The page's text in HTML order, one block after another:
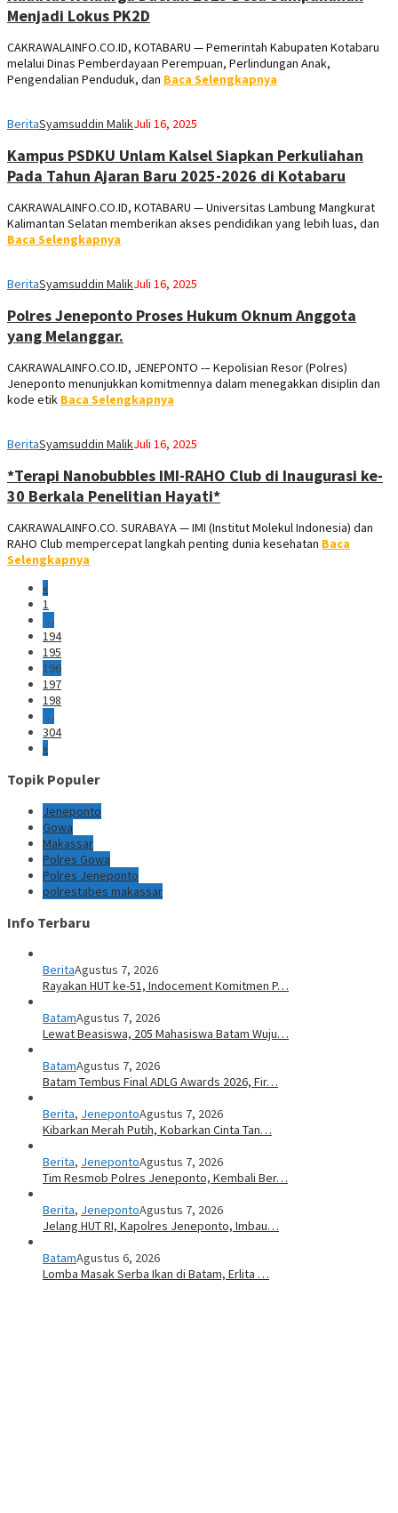
Menjadi Lokus PK2D
CAKRAWALAINFO.CO.ID, KOTABARU — Pemerintah Kabupaten Kotabaru
melalui Dinas Pemberdayaan Perempuan, Perlindungan Anak,
Pengendalian Penduduk, dan Baca Selengkapnya
BeritaSyamsuddin MalikJuli 16, 2025
Kampus PSDKU Unlam Kalsel Siapkan Perkuliahan
Pada Tahun Ajaran Baru 2025-2026 di Kotabaru
CAKRAWALAINFO.CO.ID, KOTABARU — Universitas Lambung Mangkurat
Kalimantan Selatan memberikan akses pendidikan yang lebih luas, dan
Baca Selengkapnya
BeritaSyamsuddin MalikJuli 16, 2025
Polres Jeneponto Proses Hukum Oknum Anggota
yang Melanggar.
CAKRAWALAINFO.CO.ID, JENEPONTO -– Kepolisian Resor (Polres)
Jeneponto menunjukkan komitmennya dalam menegakkan disiplin dan
kode etik Baca Selengkapnya
BeritaSyamsuddin MalikJuli 16, 2025
*Terapi Nanobubbles IMI-RAHO Club di Inaugurasi ke-
30 Berkala Penelitian Hayati*
CAKRAWALAINFO.CO. SURABAYA — IMI (Institut Molekul Indonesia) dan
RAHO Club mempercepat langkah penting dunia kesehatan Baca
Selengkapnya
«
1
…
194
195
196
197
198
…
304
»
Topik Populer
Jeneponto
Gowa
Makassar
Polres Gowa
Polres Jeneponto
polrestabes makassar
Info Terbaru
BeritaAgustus 7, 2026
Rayakan HUT ke-51, Indocement Komitmen P…
BatamAgustus 7, 2026
Lewat Beasiswa, 205 Mahasiswa Batam Wuju…
BatamAgustus 7, 2026
Batam Tembus Final ADLG Awards 2026, Fir…
Berita, JenepontoAgustus 7, 2026
Kibarkan Merah Putih, Kobarkan Cinta Tan…
Berita, JenepontoAgustus 7, 2026
Tim Resmob Polres Jeneponto, Kembali Ber…
Berita, JenepontoAgustus 7, 2026
Jelang HUT RI, Kapolres Jeneponto, Imbau…
BatamAgustus 6, 2026
Lomba Masak Serba Ikan di Batam, Erlita …